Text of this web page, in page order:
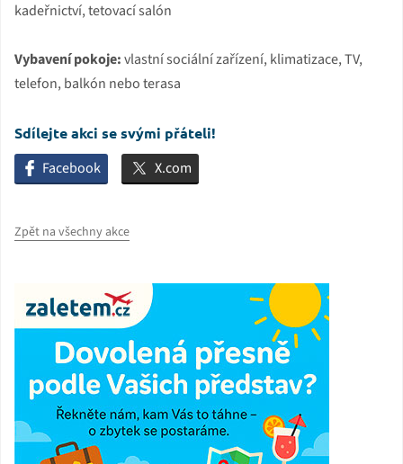
kadeřnictví, tetovací salón
Vybavení pokoje:vlastní sociální zařízení, klimatizace, TV,
telefon, balkón nebo terasa
Sdílejte akci se svými přáteli!
Facebook X.com
Zpět na všechny akce